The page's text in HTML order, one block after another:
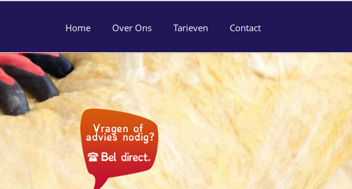
Home Over Ons Tarieven Contact